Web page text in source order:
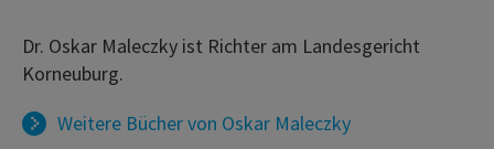
Dr. Oskar Maleczky ist Richter am Landesgericht
Korneuburg.
Weitere Bücher von Oskar Maleczky